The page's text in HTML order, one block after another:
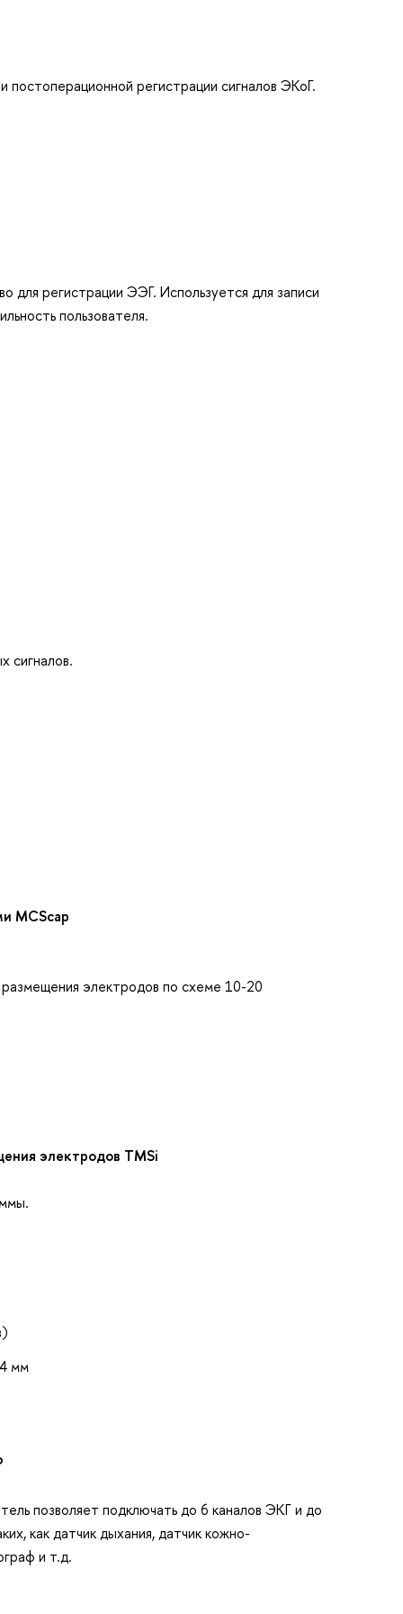
постоперационной регистрации сигналов ЭКоГ.
для регистрации ЭЭГ. Используется для записи
пользователя.
сигналов.
MCScap
электродов по схеме 10-20
электродов TMSi
мм
позволяет подключать до 6 каналов ЭКГ и до
как датчик дыхания, датчик кожно-
и т.д.